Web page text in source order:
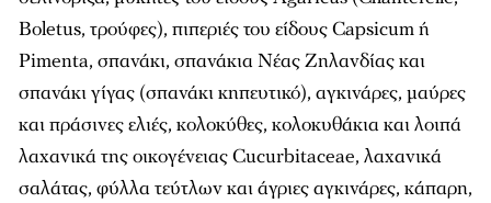
Boletus, τρούφες), πιπεριές του είδους Capsicum ή
Pimenta, σπανάκι, σπανάκια Νέας Ζηλανδίας και
σπανάκι γίγας (σπανάκι κηπευτικό), αγκινάρες, μαύρες
και πράσινες ελιές, κολοκύθες, κολοκυθάκια και λοιπά
λαχανικά της οικογένειας Cucurbitaceae, λαχανικά
σαλάτας, φύλλα τεύτλων και άγριες αγκινάρες, κάπαρη,